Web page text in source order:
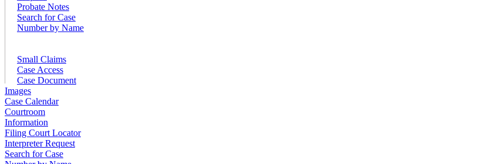
Probate Notes
Search for Case
Number by Name
Small Claims
Case Access
Case Document
Images
Case Calendar
Courtroom
Information
Filing Court Locator
Interpreter Request
Search for Case